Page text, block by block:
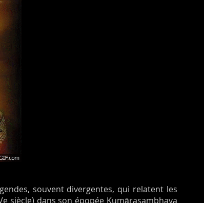
souvent divergentes, qui relatent les
siècle) dans son épopée Kumārasambhava